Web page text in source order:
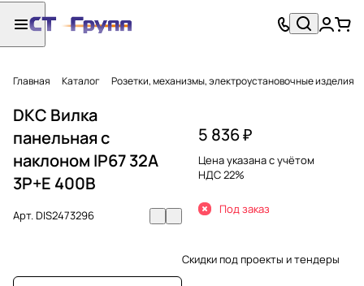
Главная Каталог Розетки, механизмы, электроустановочные изделия
DKC Вилка
панельная с
наклоном IP67 32А
3P+E 400В
Арт.DIS2473296
5 836 ₽
Цена указана с учётом
НДС 22%
Под заказ
Скидки под проекты и тендеры